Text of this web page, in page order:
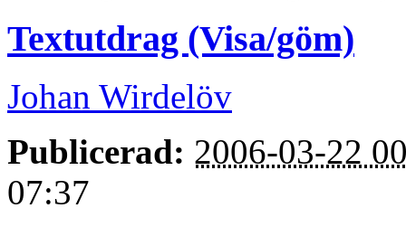
Textutdrag (Visa/göm)
Johan Wirdelöv
Publicerad: 2006-03-22
07:37